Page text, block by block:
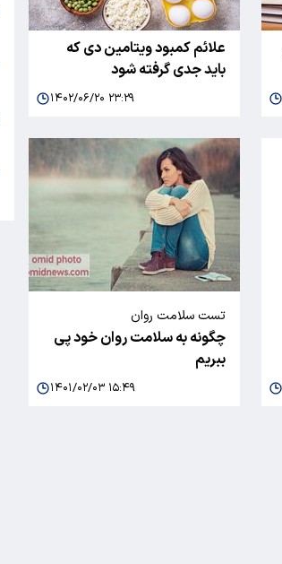
علائم کمبود ویتامین دی که
باید جدی گرفته شود
۱۴۰۲/۰۶/۲۰ ۲۳:۲۹
تست سلامت روان
چگونه به سلامت روان خود پی
ببریم
۱۴۰۱/۰۲/۰۳ ۱۵:۴۹